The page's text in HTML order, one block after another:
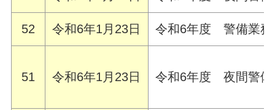
52 令和6年1月23日 令和6年度 警備業務
51 令和6年1月23日 令和6年度 夜間警備